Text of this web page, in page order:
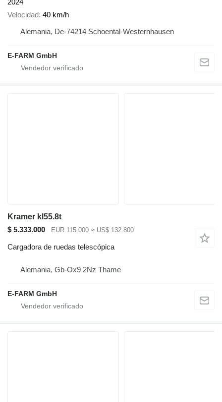
Velocidad 40 km/h
Alemania, De-74214 Schoental-Westernhausen
E-FARM GmbH
Kramer kl55.8t
$ 5.333.000
EUR 115.000 ≈ US$ 132.800
Cargadora de ruedas telescópica
Alemania, Gb-Ox9 2Nz Thame
E-FARM GmbH